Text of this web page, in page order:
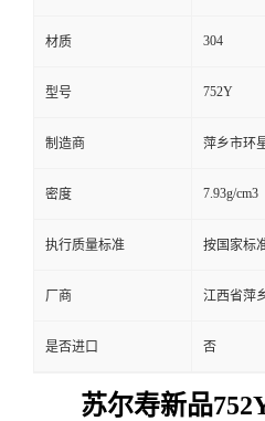
材质 304
型号 752Y
制造商 萍乡市环
密度 7.93g/cm3
执行质量标准 按国家标
厂商 江西省萍
是否进口 否
苏尔寿新品